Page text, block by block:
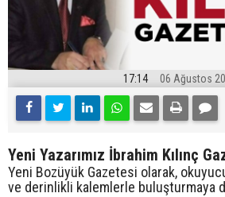
17:14 06 Ağustos
Yeni Yazarımız İbrahim Kılınç
Yeni Bozüyük Gazetesi olarak,
ve derinlikli kalemlerle buluşturmaya